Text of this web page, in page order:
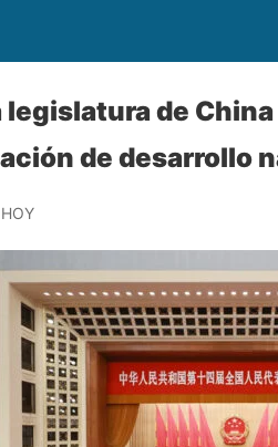
legislatura de
de desarrollo